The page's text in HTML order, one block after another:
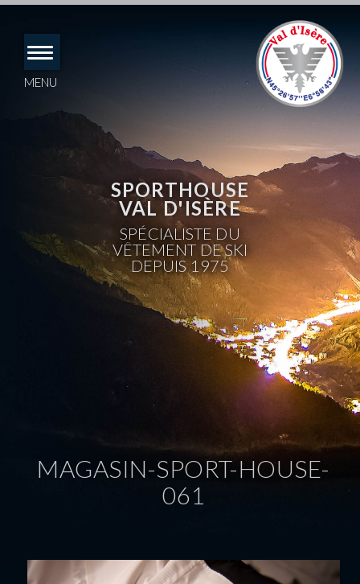
directement
contenu
MENU
SPORTHOUSE
VAL D'ISÈRE
SPÉCIALISTE DU
VÊTEMENT DE SKI
DEPUIS 1975
MAGASIN-SPORT-HOUSE-
061